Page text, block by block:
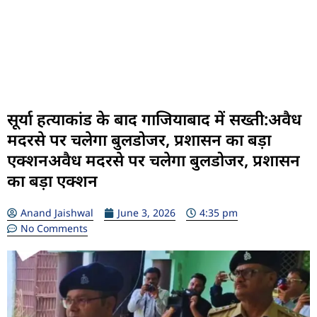
सूर्या हत्याकांड के बाद गाजियाबाद में सख्ती:अवैध
मदरसे पर चलेगा बुलडोजर, प्रशासन का बड़ा
एक्शनअवैध मदरसे पर चलेगा बुलडोजर, प्रशासन
का बड़ा एक्शन
Anand Jaishwal June 3, 2026
4:35 pm
No Comments